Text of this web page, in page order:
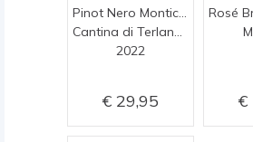
2022
29,95